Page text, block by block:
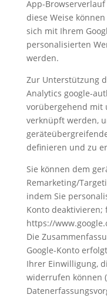
App-
diese Weise
sich mit Ihrem
personalisierten
werden.
Zur Unterstützung
Analytics google-
vorübergehend mit
verknüpft werden,
definieren und zu
Sie können dem
Remarketing/
indem Sie
Konto deaktivieren;
https://
Die
Google-Konto
Ihrer Einwilligung,
widerrufen können